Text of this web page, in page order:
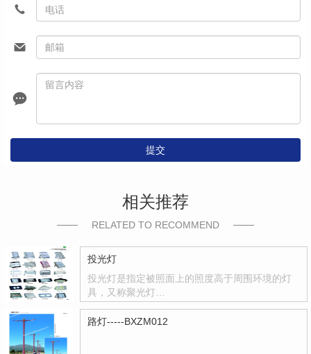
提交
相关推荐
RELATED TO RECOMMEND
投光灯
投光灯是指定被照面上的照度高于周围环境的灯
具，又称聚光灯…
路灯-----BXZM012